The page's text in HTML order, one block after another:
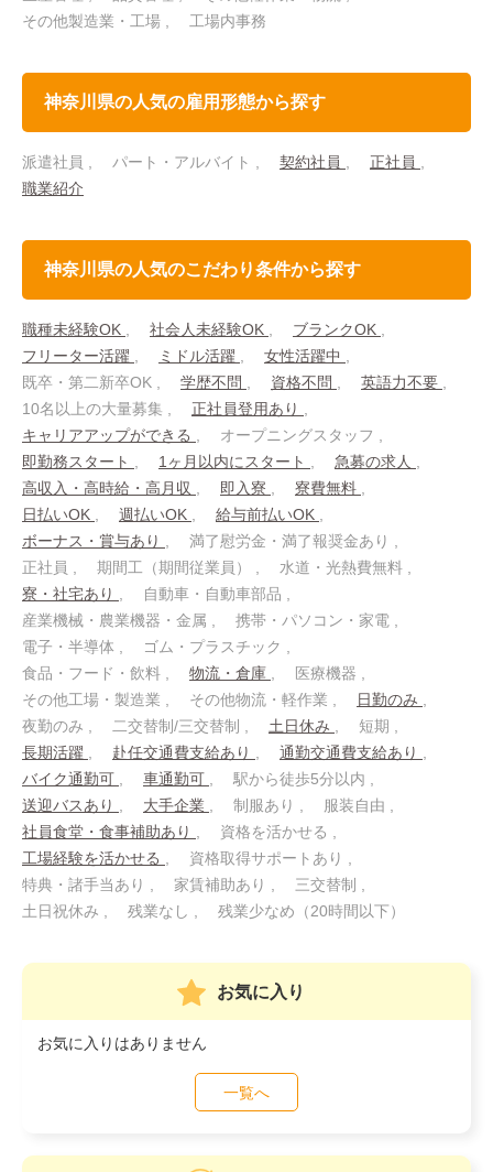
その他製造業・工場
工場内事務
神奈川県の人気の雇用形態から探す
派遣社員 パート・アルバイト 契約社員
正社員
職業紹介
神奈川県の人気のこだわり条件から探す
職種未経験OK 社会人未経験OK
ブランクOK
フリーター活躍
ミドル活躍
女性活躍中
既卒・第二新卒OK
学歴不問 資格不問
英語力不要
10名以上の大量募集
正社員登用あり
キャリアアップができる
オープニングスタッフ
即勤務スタート
1ヶ月以内にスタート
急募の求人
高収入・高時給・高月収
即入寮
寮費無料
日払いOK
週払いOK
給与前払いOK
ボーナス・賞与あり
満了慰労金・満了報奨金あり
正社員
期間工（期間従業員）
水道・光熱費無料
寮・社宅あり
自動車・自動車部品
産業機械・農業機器・金属
携帯・パソコン・家電
電子・半導体
ゴム・プラスチック
食品・フード・飲料
物流・倉庫
医療機器
その他工場・製造業
その他物流・軽作業
日勤のみ
夜勤のみ
二交替制/三交替制 土日休み
短期
長期活躍
赴任交通費支給あり
通勤交通費支給あり
バイク通勤可
車通勤可
駅から徒歩5分以内
送迎バスあり
大手企業 制服あり
服装自由
社員食堂・食事補助あり
資格を活かせる
工場経験を活かせる
資格取得サポートあり
特典・諸手当あり
家賃補助あり
三交替制
土日祝休み
残業なし 残業少なめ（20時間以下）
お気に入り
お気に入りはありません
一覧へ